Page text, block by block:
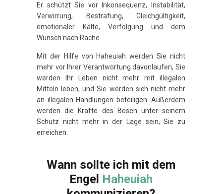
Er schützt Sie vor Inkonsequenz, Instabilität,
Verwirrung, Bestrafung, Gleichgültigkeit,
emotionaler Kälte, Verfolgung und dem
Wunsch nach Rache.
Mit der Hilfe von Haheuiah werden Sie nicht
mehr vor Ihrer Verantwortung davonlaufen, Sie
werden Ihr Leben nicht mehr mit illegalen
Mitteln leben, und Sie werden sich nicht mehr
an illegalen Handlungen beteiligen. Außerdem
werden die Kräfte des Bösen unter seinem
Schutz nicht mehr in der Lage sein, Sie zu
erreichen.
Wann sollte ich mit dem
Engel Haheuiah